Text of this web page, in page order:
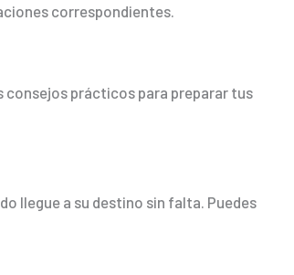
correspondientes.
consejos prácticos para preparar tus
llegue a su destino sin falta. Puedes